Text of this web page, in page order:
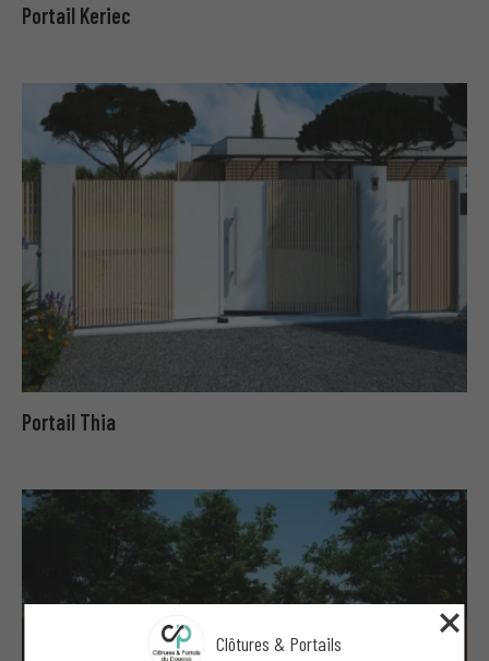
Portail Keriec
Portail Thia
Clôtures & Portails